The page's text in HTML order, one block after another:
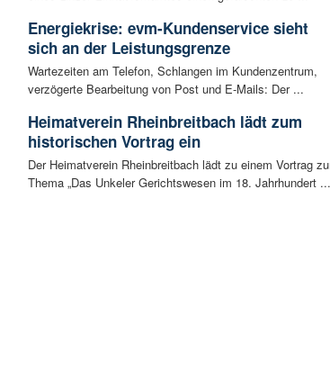
Energiekrise: evm-Kundenservice sieht
sich an der Leistungsgrenze
Wartezeiten am Telefon, Schlangen im Kundenzentrum,
verzögerte Bearbeitung von Post und E-Mails: Der ...
Heimatverein Rheinbreitbach lädt zum
historischen Vortrag ein
Der Heimatverein Rheinbreitbach lädt zu einem Vortrag
Thema „Das Unkeler Gerichtswesen im 18. Jahrhundert ...